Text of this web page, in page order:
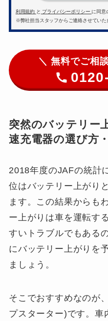
利用規約 と プライバシーポリシー に同意
※弊社担当スタッフからご連絡させていた
＼ 無料でご相
突然のバッテリー
速充電器の選び方
2018年度のJAFの統計
位はバッテリー上がり
ます。この結果からも
ー上がりは車を運転す
すいトラブルでもある
にバッテリー上がりを
ましょう。
そこでおすすめなのが
プスターター)です。車